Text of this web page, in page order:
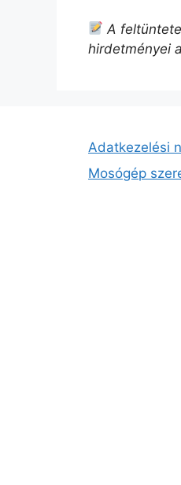
A
hirdetményei
Adatkezelési
Mosógép